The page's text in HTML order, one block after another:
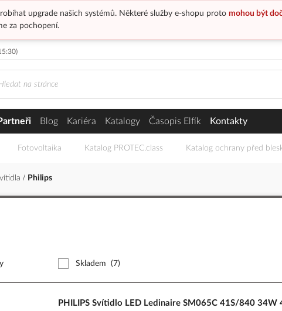
upgrade našich systémů. Některé služby e-shopu proto mohou být
za pochopení.
Blog Kariéra Katalogy Časopis Elfík Kontakty
Fotovoltaika Katalog PROTEC.class Katalog ochrany před
Philips
Skladem (7)
PHILIPS Svítidlo LED Ledinaire SM065C 41S/840